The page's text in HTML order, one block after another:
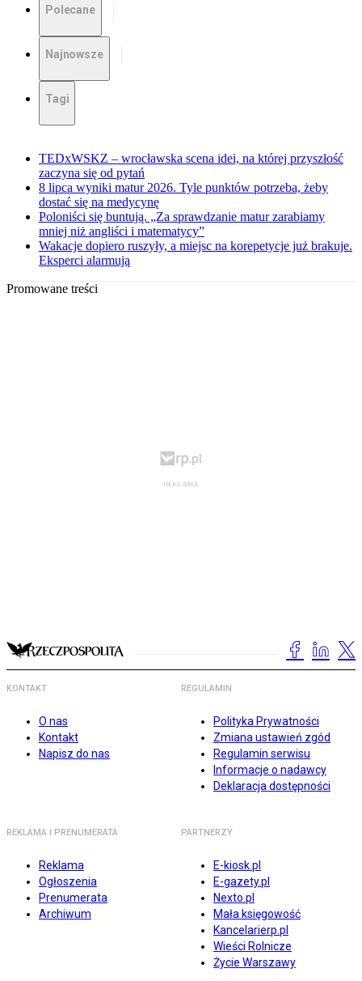
Polecane
Najnowsze
Tagi
TEDxWSKZ – wrocławska scena idei, na której przyszłość
zaczyna się od pytań
8 lipca wyniki matur 2026. Tyle punktów potrzeba, żeby
dostać się na medycynę
Poloniści się buntują. „Za sprawdzanie matur zarabiamy
mniej niż angliści i matematycy”
Wakacje dopiero ruszyły, a miejsc na korepetycje już brakuje.
Eksperci alarmują
Promowane treści
KONTAKT
O nas
Kontakt
Napisz do nas
REGULAMIN
Polityka Prywatności
Zmiana ustawień zgód
Regulamin serwisu
Informacje o nadawcy
Deklaracja dostępności
REKLAMA I PRENUMERATA
Reklama
Ogłoszenia
Prenumerata
Archiwum
PARTNERZY
E-kiosk.pl
E-gazety.pl
Nexto.pl
Mała księgowość
Kancelarierp.pl
Wieści Rolnicze
Życie Warszawy